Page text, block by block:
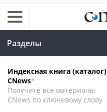
Разделы
Индексная книга (каталог)
CNews*
Получите все материалы
CNews по ключевому слову